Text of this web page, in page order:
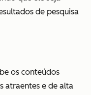
de pesquisa
os conteúdos
atraentes e de alta